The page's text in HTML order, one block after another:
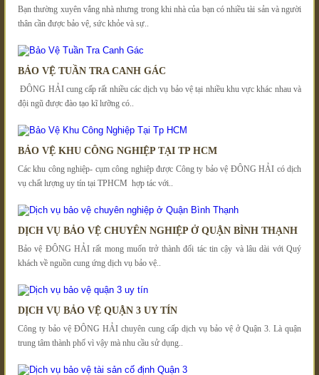
Bạn thường xuyên vắng nhà nhưng trong khi nhà của bạn có nhiều tài sản và người
thân cần được bảo vệ, sức khỏe và sự..
BẢO VỆ TUẦN TRA CANH GÁC
ĐÔNG HẢI cung cấp rất nhiều các dịch vụ bảo vệ tại nhiều khu vực khác nhau và
đội ngũ được đào tạo kĩ lưỡng có..
BẢO VỆ KHU CÔNG NGHIỆP TẠI TP HCM
Các khu công nghiệp- cụm công nghiệp được Công ty bảo vệ ĐÔNG HẢI có dịch
vụ chất lượng uy tín tại TPHCM hợp tác với..
DỊCH VỤ BẢO VỆ CHUYÊN NGHIỆP Ở QUẬN BÌNH THẠNH
Bảo vệ ĐÔNG HẢI rất mong muốn trở thành đối tác tin cậy và lâu dài với Quý
khách về nguồn cung ứng dịch vụ bảo vệ..
DỊCH VỤ BẢO VỆ QUẬN 3 UY TÍN
Công ty bảo vệ ĐÔNG HẢI chuyên cung cấp dịch vụ bảo vệ ở Quận 3. Là quận
trung tâm thành phố vì vậy mà nhu cầu sử dụng..